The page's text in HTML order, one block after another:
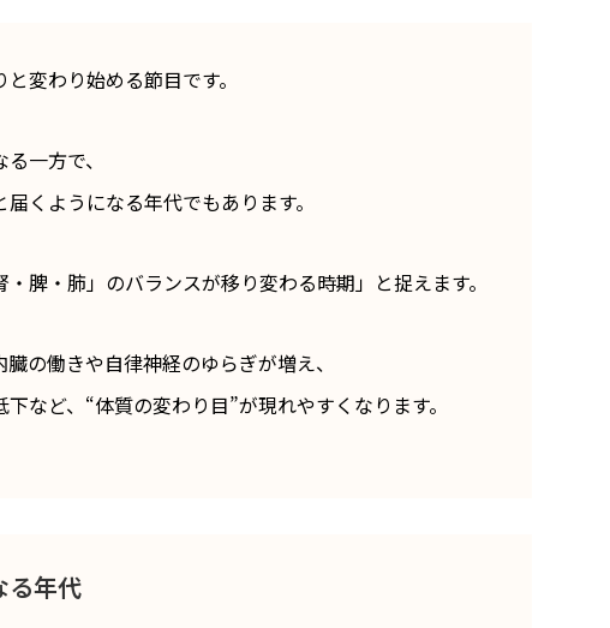
変わり始める節目です。
一方で、
くようになる年代でもあります。
脾・肺」のバランスが移り変わる時期」と捉えます。
の働きや自律神経のゆらぎが増え、
など、“体質の変わり目”が現れやすくなります。
る年代